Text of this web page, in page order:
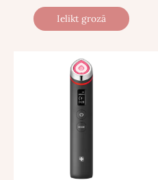
Ielikt grozā